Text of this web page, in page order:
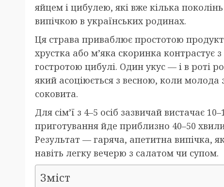
яйцем і цибулею, які вже кілька
випічкою в українських родинах.
Ця страва приваблює простотою
хрустка або м’яка скоринка
гостротою цибулі. Один укус — і в роті
який асоціюється з весною, коли
соковита.
Для сім’ї з 4–5 осіб зазвичай вистачає
приготування йде приблизно 40–50
Результат — гаряча, апетитна випічка,
навіть легку вечерю з салатом чи супом.
Зміст